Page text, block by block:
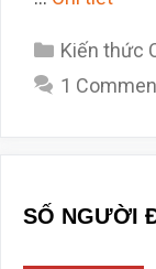
Categories
Kiến thức
1
SỐ NGƯỜI